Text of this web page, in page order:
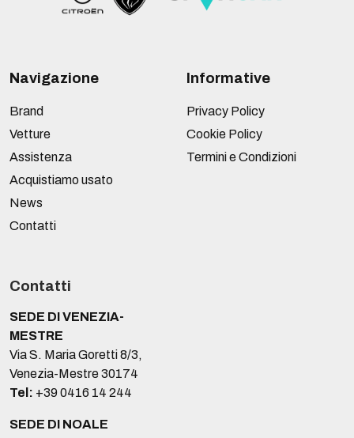
Navigazione
Brand
Vetture
Assistenza
Acquistiamo usato
News
Contatti
Informative
Privacy Policy
Cookie Policy
Termini e Condizioni
Contatti
SEDE DI VENEZIA-
MESTRE
Via S. Maria Goretti 8/3,
Venezia-Mestre 30174
Tel: +39 0416 14 244
SEDE DI NOALE